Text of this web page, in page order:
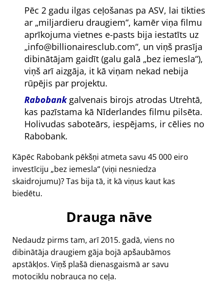
Pēc 2 gadu ilgas ceļošanas pa ASV, lai tikties
ar miljardieru draugiem , kamēr viņa filmu
aprīkojuma vietnes e-pasts bija iestatīts uz
info@billionairesclub.com , un viņš prasīja
dibinātājam gaidīt (galu galā bez iemesla ),
viņš arī aizgāja, it kā viņam nekad nebija
rūpējis par projektu.
Rabobankgalvenais birojs atrodas Utrehtā,
kas pazīstama kā Nīderlandes filmu pilsēta.
Holivudas saboteārs, iespējams, ir cēlies no
Rabobank.
Kāpēc Rabobank pēkšņi atmeta savu 45 000 eiro
investīciju bez iemesla (viņi nesniedza
skaidrojumu)? Tas bija tā, it kā viņus kaut kas
biedētu.
Drauga nāve
Nedaudz pirms tam, arī 2015. gadā, viens no
dibinātāja draugiem gāja bojā apšaubāmos
apstākļos. Viņš plašā dienasgaismā ar savu
motociklu nobrauca no ceļa.